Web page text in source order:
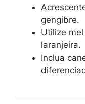
gengibre.
Utilize
laranjeira.
Inclua